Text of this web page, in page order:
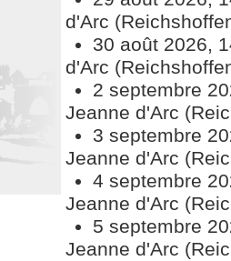
d'Arc
30 août 2026,
d'Arc
2 septembre
Jeanne d'Arc
3 septembre
Jeanne d'Arc
4 septembre
Jeanne d'Arc
5 septembre
Jeanne d'Arc